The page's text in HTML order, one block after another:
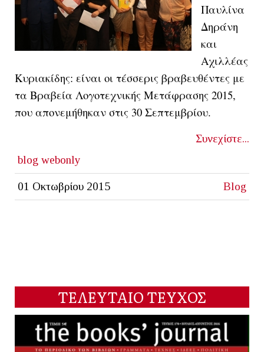
Παυλίνα
Δηράνη
και
Αχιλλέας
Κυριακίδης: είναι οι τέσσερις βραβευθέντες με
τα Βραβεία Λογοτεχνικής Μετάφρασης 2015,
που απονεμήθηκαν στις 30 Σεπτεμβρίου.
Συνεχίστε...
blog webonly
01 Οκτωβρίου 2015 Blog
ΤΕΛΕΥΤΑΙΟ ΤΕΥΧΟΣ